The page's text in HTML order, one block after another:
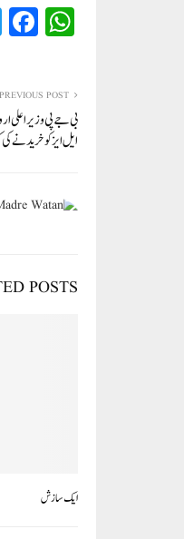
W
ha
A
pp
PREVIOUS POST
بی جے پی وزیر اعلی
ایل ایز کو
POSTS
ایک سازش